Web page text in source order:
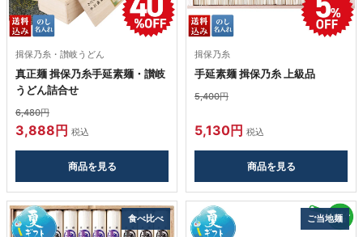
揖保乃糸・讃岐うどん
真正麺 揖保乃糸手延素麺・讃岐
うどん詰合せ
6,480円
3,888円 税込
商品を見る
揖保乃糸
手延素麺 揖保乃糸 上級品
5,400円
5,130円 税込
商品を見る
食べ比べ ご当地麺